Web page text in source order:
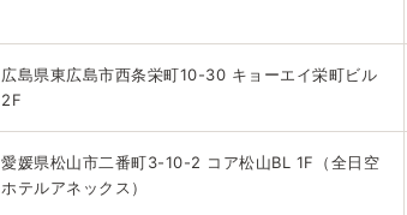
広島県東広島市西条栄町10-30 キョーエイ栄町ビル
2F
愛媛県松山市二番町3-10-2 コア松山BL 1F（全日空
ホテルアネックス）